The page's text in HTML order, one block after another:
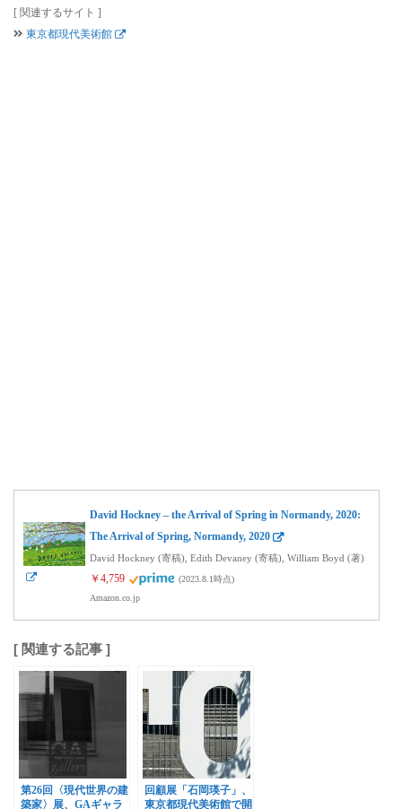
[ 関連するサイト ]
東京都現代美術館
David Hockney – the Arrival of Spring in Normandy, 2020:
The Arrival of Spring, Normandy, 2020
David Hockney (寄稿), Edith Devaney (寄稿), William Boyd (著)
￥4,759
(2023.8.1時点)
Amazon.co.jp
[ 関連する記事 ]
第26回〈現代世界の建
築家〉展、GAギャラ
回顧展「石岡瑛子」、
東京都現代美術館で開